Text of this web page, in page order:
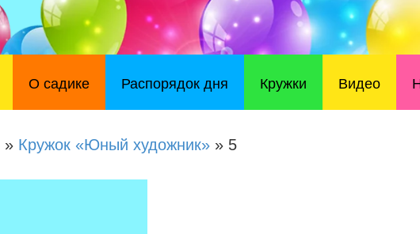
О садике Распорядок дня Кружки Видео
» Кружок «Юный художник» » 5